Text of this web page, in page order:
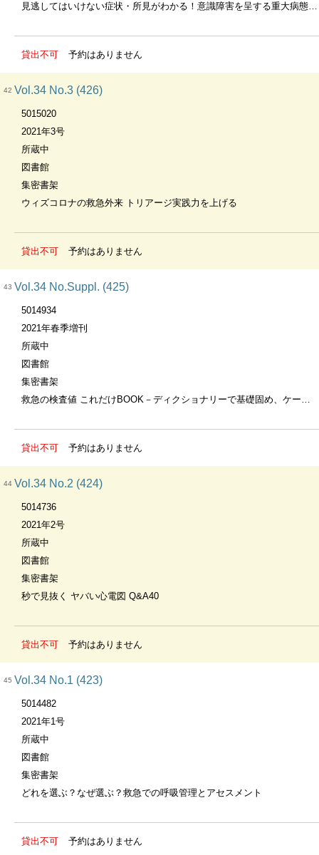
見逃してはいけない症状・所見がわかる！意識障害を呈する重大病態とそのアプローチ
貸出不可 予約はありません
42 Vol.34 No.3 (426)
5015020
2021年3号
所蔵中
図書館
集密書架
ウィズコロナの救急外来 トリアージ実践力を上げる
貸出不可 予約はありません
43 Vol.34 No.Suppl. (425)
5014934
2021年春季増刊
所蔵中
図書館
集密書架
救急の検査値 これだけBOOK－ディクショナリーで基礎固め、ケーススタディでトレーニング
貸出不可 予約はありません
44 Vol.34 No.2 (424)
5014736
2021年2号
所蔵中
図書館
集密書架
秒で見抜く ヤバい心電図 Q&A40
貸出不可 予約はありません
45 Vol.34 No.1 (423)
5014482
2021年1号
所蔵中
図書館
集密書架
どれを選ぶ？なぜ選ぶ？救急での呼吸管理とアセスメント
貸出不可 予約はありません